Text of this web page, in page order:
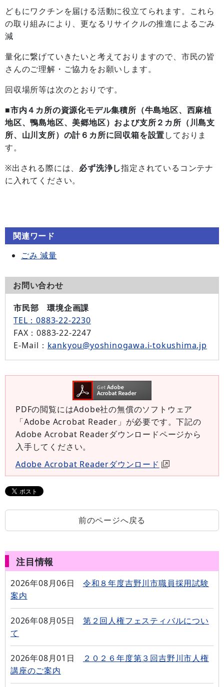
どもにワクチンを届ける活動に役立てられます。これら
の取り組みにより、更なるリサイクルの推進によるごみ
減
量化に繋げていきたいと考えておりますので、市民の皆
さんのご理解・ご協力をお願いします。
回収場所等は次のとおりです。
■市内４カ所の資源化モデル集積所（牛島地区、西麻植
地区、鴨島地区、美郷地区）および支所２カ所（川島支
所、山川支所）の計６カ所に回収箱を設置しておりま
す。
※出される際には、 必ず洗浄し指定されているコンテナ
に入れてください。
関連ワード
ごみ 減量
お問い合わせ
市民部 環境企画課
TEL：0883-22-2230
FAX ：0883-22-2247
E-Mail ： kankyou@yoshinogawa.i-tokushima.jp
PDFの閲覧にはAdobe社の無償のソフトウェア
「Adobe Acrobat Reader」が必要です。下記の
Adobe Acrobat Readerダウンロードページから
入手してください。
Adobe Acrobat Readerダウンロード
前のページへ戻る
注目情報
2026年08月06日
令和８年度吉野川市職員採用試験
案内
2026年08月05日
第２回人権フェスティバルについ
て
2026年08月01日
２０２６年度第３回吉野川市人権
講座のご案内